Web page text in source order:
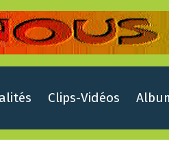
Clips-Vidéos